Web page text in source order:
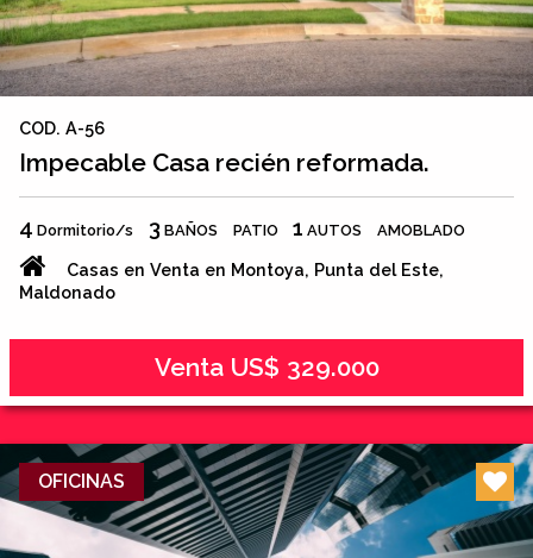
COD. A-56
Impecable Casa recién reformada.
4 Dormitorio/s 3BAÑOS PATIO 1 AUTOS AMOBLADO
Casas en Venta en Montoya, Punta del Este,
Maldonado
Venta US$ 329.000
OFICINAS